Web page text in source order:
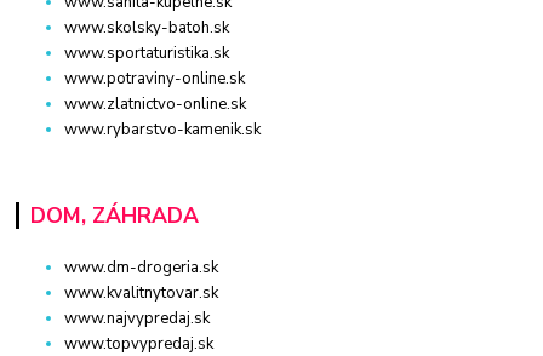
www.skolsky-batoh.sk
www.sportaturistika.sk
www.potraviny-online.sk
www.zlatnictvo-online.sk
www.rybarstvo-kamenik.sk
DOM, ZÁHRADA
www.dm-drogeria.sk
www.kvalitnytovar.sk
www.najvypredaj.sk
www.topvypredaj.sk